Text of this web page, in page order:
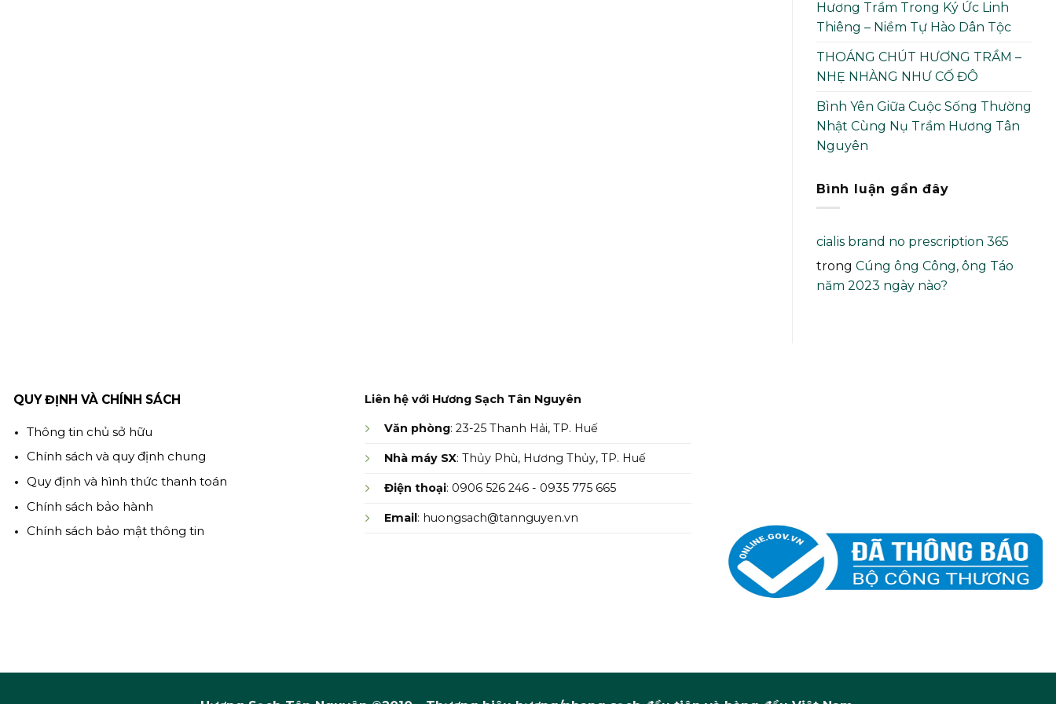
Hương Trầm Trong Ký Ức Linh
Thiêng – Niềm Tự Hào Dân Tộc
THOÁNG CHÚT HƯƠNG TRẦM –
NHẸ NHÀNG NHƯ CỐ ĐÔ
Bình Yên Giữa Cuộc Sống Thường
Nhật Cùng Nụ Trầm Hương Tân
Nguyên
Bình luận gần đây
cialis brand no prescription 365
trong Cúng ông Công, ông Táo
năm 2023 ngày nào?
QUY ĐỊNH VÀ CHÍNH SÁCH
Thông tin chủ sở hữu
Chính sách và quy định chung
Quy định và hình thức thanh toán
Chính sách bảo hành
Chính sách bảo mật thông tin
Liên hệ với Hương Sạch Tân Nguyên
Văn phòng: 23-25 Thanh Hải, TP. Huế
Nhà máy SX: Thủy Phù, Hương Thủy, TP. Huế
Điện thoại: 0906 526 246 - 0935 775 665
Email: huongsach@tannguyen.vn